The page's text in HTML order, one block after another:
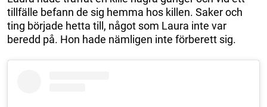
tillfälle befann de sig hemma hos killen. Saker och
ting började hetta till, något som Laura inte var
beredd på. Hon hade nämligen inte förberett sig.